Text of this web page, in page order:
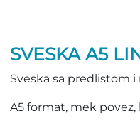
SVESKA A5
Sveska sa predlistom
A5 format, mek